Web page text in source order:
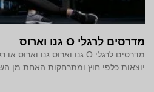
מדרסים לרגלי O גנו וארוס
יוצאות כלפי חוץ ומתרחקות האחת מן